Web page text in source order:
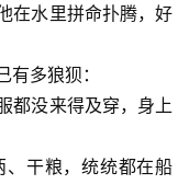
在水里拼命扑腾，好
多狼狈：
都没来得及穿，身上
、干粮，统统都在船